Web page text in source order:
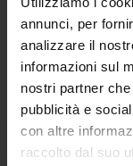
annunci, per
analizzare il
informazioni sul
nostri partner
pubblicità e
con altre
raccolto dal suo
Lavora con
Contatti